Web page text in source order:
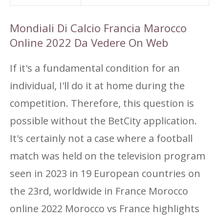
Mondiali Di Calcio Francia Marocco
Online 2022 Da Vedere On Web
If it's a fundamental condition for an
individual, I'll do it at home during the
competition. Therefore, this question is
possible without the BetCity application.
It's certainly not a case where a football
match was held on the television program
seen in 2023 in 19 European countries on
the 23rd, worldwide in France Morocco
online 2022 Morocco vs France highlights